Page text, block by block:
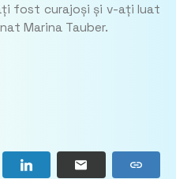
fost curajoși și v-ați luat
Marina Tauber.